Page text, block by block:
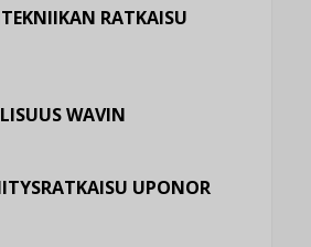
RATKAISU
WAVIN
UPONOR